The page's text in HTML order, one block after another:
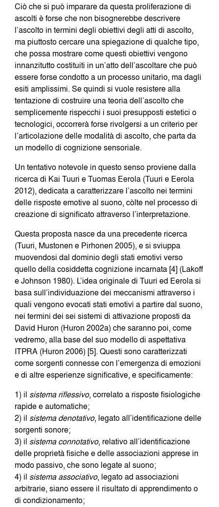
Ciò che si può imparare da questa proliferazione di
ascolti è forse che non bisognerebbe descrivere
l’ascolto in termini degli obiettivi degli atti di ascolto,
ma piuttosto cercare una spiegazione di qualche tipo,
che possa mostrare come questi obiettivi vengono
innanzitutto costituiti in un’atto dell’ascoltare che può
essere forse condotto a un processo unitario, ma dagli
esiti amplissimi. Se quindi si vuole resistere alla
tentazione di costruire una teoria dell’ascolto che
semplicemente rispecchi i suoi presupposti estetici o
tecnologici, occorrerà forse rivolgersi a un criterio per
l’articolazione delle modalità di ascolto, che parta da
un modello di cognizione sensoriale.
Un tentativo notevole in questo senso proviene dalla
ricerca di Kai Tuuri e Tuomas Eerola (Tuuri e Eerola
2012), dedicata a caratterizzare l’ascolto nei termini
delle risposte emotive al suono, còlte nel processo di
creazione di significato attraverso l’interpretazione.
Questa proposta nasce da una precedente ricerca
(Tuuri, Mustonen e Pirhonen 2005), e si sviuppa
muovendosi dal dominio degli stati emotivi verso
quello della cosiddetta cognizione incarnata [4] (Lakoff
e Johnson 1980). L’idea originale di Tuuri ed Eerola si
basa sull’individuazione dei meccanismi attraverso i
quali vengono evocati stati emotivi a partire dal suono,
nei termini dei sei sistemi di attivazione proposti da
David Huron (Huron 2002a) che saranno poi, come
vedremo, alla base del suo modello di aspettativa
ITPRA (Huron 2006) [5]. Questi sono caratterizzati
come sorgenti connesse con l’emergenza di emozioni
e di altre esperienze significative, e specificamente:
1) il sistema riflessivo, correlato a risposte fisiologiche
rapide e automatiche;
2) il sistema denotativo, legato all’identificazione delle
sorgenti sonore;
3) il sistema connotativo, relativo all’identificazione
delle proprietà fisiche e delle associazioni apprese in
modo passivo, che sono legate al suono;
4) il sistema associativo, legato ad associazioni
arbitrarie, siano essere il risultato di apprendimento o
di condizionamento;